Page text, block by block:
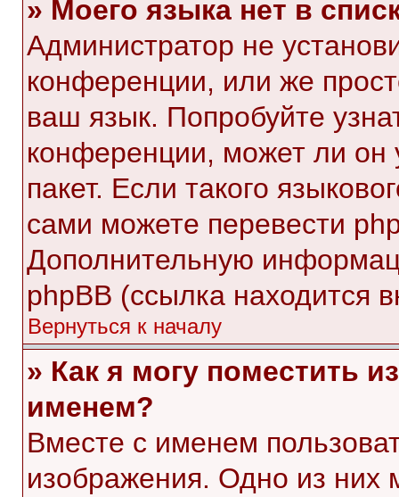
» Моего языка нет в
Администратор не
конференции, или же
ваш язык. Попробуйте
конференции, может ли он
пакет. Если такого
сами можете перевести
Дополнительную
phpBB (ссылка находится
Вернуться к началу
» Как я могу поместить
именем?
Вместе с именем
изображения. Одно из них